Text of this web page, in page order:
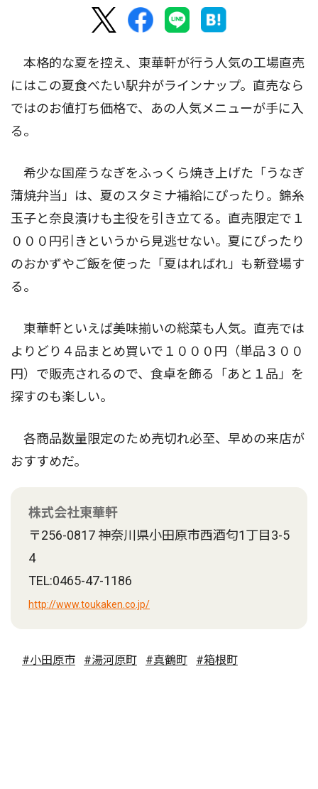
本格的な夏を控え、東華軒が行う人気の工場直売
にはこの夏食べたい駅弁がラインナップ。直売なら
ではのお値打ち価格で、あの人気メニューが手に入
る。
希少な国産うなぎをふっくら焼き上げた「うなぎ
蒲焼弁当」は、夏のスタミナ補給にぴったり。錦糸
玉子と奈良漬けも主役を引き立てる。直売限定で１
０００円引きというから見逃せない。夏にぴったり
のおかずやご飯を使った「夏はればれ」も新登場す
る。
東華軒といえば美味揃いの総菜も人気。直売では
よりどり４品まとめ買いで１０００円（単品３００
円）で販売されるので、食卓を飾る「あと１品」を
探すのも楽しい。
各商品数量限定のため売切れ必至、早めの来店が
おすすめだ。
株式会社東華軒
〒256-0817 神奈川県小田原市西酒匂1丁目3-5
4
TEL:0465-47-1186
http://www.toukaken.co.jp/
#小田原市 #湯河原町 #真鶴町 #箱根町